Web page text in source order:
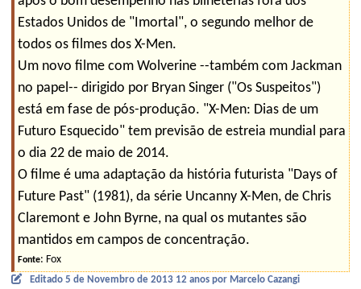
Estados Unidos de "Imortal", o segundo melhor de
todos os filmes dos X-Men.
Um novo filme com Wolverine --também com Jackman
no papel-- dirigido por Bryan Singer ("Os Suspeitos")
está em fase de pós-produção. "X-Men: Dias de um
Futuro Esquecido" tem previsão de estreia mundial para
o dia 22 de maio de 2014.
O filme é uma adaptação da história futurista "Days of
Future Past" (1981), da série Uncanny X-Men, de Chris
Claremont e John Byrne, na qual os mutantes são
mantidos em campos de concentração.
Fonte: Fox
Editado 5 de Novembro de 2013 12 anos por Marcelo Cazangi